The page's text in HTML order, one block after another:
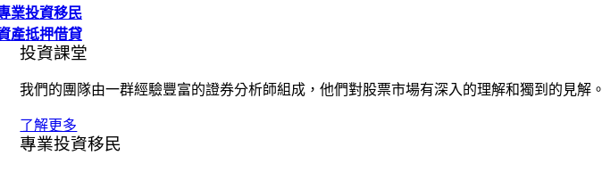
業投資移民
產抵押借貸
投資課堂
我們的團隊由一群經驗豐富的證券分析師組成，他們對股票市場有深入的理解和獨到的見解。
了解更多
專業投資移民